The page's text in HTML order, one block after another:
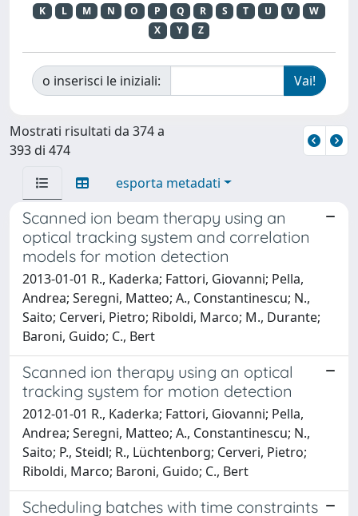
K
L M N O P Q R S T U V
W
X
Y Z
o inserisci le iniziali:
Mostrati risultati da 374 a
393 di 474
esporta metadati
Scanned ion beam therapy using an
optical tracking system and correlation
models for motion detection
2013-01-01 R., Kaderka; Fattori, Giovanni; Pella,
Andrea; Seregni, Matteo; A., Constantinescu; N.,
Saito; Cerveri, Pietro; Riboldi, Marco; M., Durante;
Baroni, Guido; C., Bert
Scanned ion therapy using an optical
tracking system for motion detection
2012-01-01 R., Kaderka; Fattori, Giovanni; Pella,
Andrea; Seregni, Matteo; A., Constantinescu; N.,
Saito; P., Steidl; R., Lüchtenborg; Cerveri, Pietro;
Riboldi, Marco; Baroni, Guido; C., Bert
Scheduling batches with time constraints